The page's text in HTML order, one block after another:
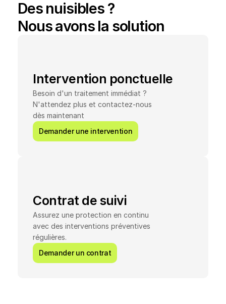
Des nuisibles ?
Nous avons la solution
Intervention ponctuelle
Besoin d'un traitement immédiat ?
N'attendez plus et contactez-nous
dès maintenant
Demander une intervention
Contrat de suivi
Assurez une protection en continu
avec des interventions préventives
régulières.
Demander un contrat